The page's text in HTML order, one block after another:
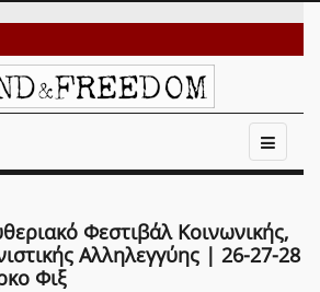
Φεστιβάλ Κοινωνικής,
Αλληλεγγύης | 26-27-28
Φιξ